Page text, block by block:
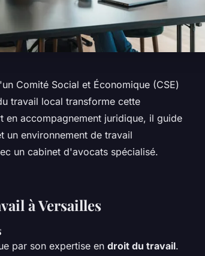
Comité Social et Économique (CSE)
travail local transforme cette
en accompagnement juridique, il guide
un environnement de travail
un cabinet d'avocats spécialisé.
à Versailles
par son expertise en droit du travail.